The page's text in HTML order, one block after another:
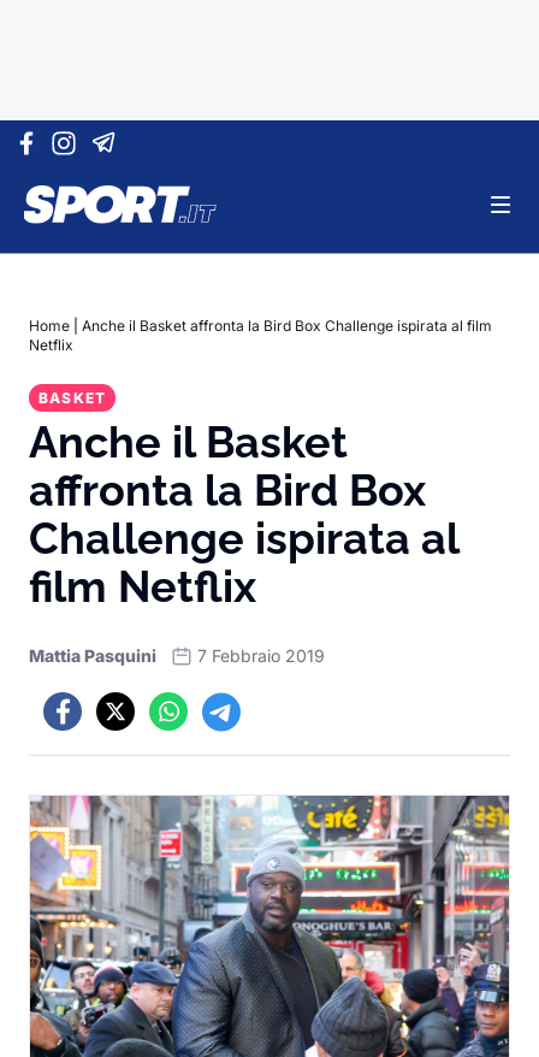
Vai al contenuto
Home
Anche il Basket affronta la Bird Box Challenge ispirata al film
Netflix
BASKET
Anche il Basket
affronta la Bird Box
Challenge ispirata al
film Netflix
Mattia Pasquini 7 Febbraio 2019